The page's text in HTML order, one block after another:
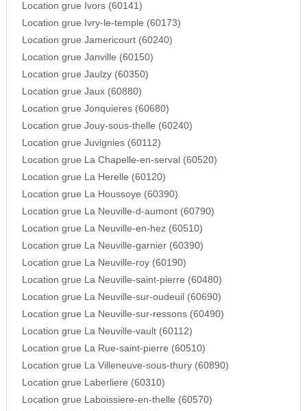
Location grue Ivors (60141)
Location grue Ivry-le-temple (60173)
Location grue Jamericourt (60240)
Location grue Janville (60150)
Location grue Jaulzy (60350)
Location grue Jaux (60880)
Location grue Jonquieres (60680)
Location grue Jouy-sous-thelle (60240)
Location grue Juvignies (60112)
Location grue La Chapelle-en-serval (60520)
Location grue La Herelle (60120)
Location grue La Houssoye (60390)
Location grue La Neuville-d-aumont (60790)
Location grue La Neuville-en-hez (60510)
Location grue La Neuville-garnier (60390)
Location grue La Neuville-roy (60190)
Location grue La Neuville-saint-pierre (60480)
Location grue La Neuville-sur-oudeuil (60690)
Location grue La Neuville-sur-ressons (60490)
Location grue La Neuville-vault (60112)
Location grue La Rue-saint-pierre (60510)
Location grue La Villeneuve-sous-thury (60890)
Location grue Laberliere (60310)
Location grue Laboissiere-en-thelle (60570)